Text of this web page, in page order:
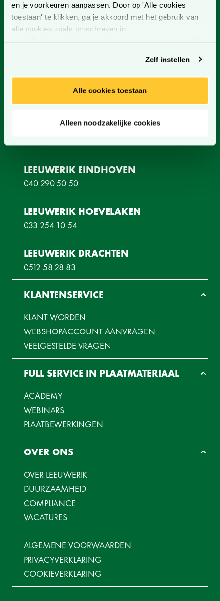
en je voorkeuren aanpassen. Door op 'Alle cookies
toestaan' te klikken, ga je akkoord met het gebruik van
alle cookies zoals omschreven in
Zelf instellen
Alle cookies toestaan
Alleen noodzakelijke cookies
Schrijf je in voor onze nieuwsbrief!
Blijf op de hoogte van onze nieuwe producten, services,
CONTACT
CONTACTGEGEVENS
LEEUWERIK EINDHOVEN
040 290 50 50
LEEUWERIK HOEVELAKEN
033 254 10 54
LEEUWERIK DRACHTEN
0512 58 28 83
KLANTENSERVICE
KLANT WORDEN
WEBSHOPACCOUNT AANVRAGEN
VEELGESTELDE VRAGEN
FULL SERVICE IN PLAATMATERIAAL
ACADEMY
WEBINARS
PLAATBEWERKINGEN
OVER ONS
OVER LEEUWERIK
DUURZAAMHEID
COMPLIANCE
VACATURES
ALGEMENE VOORWAARDEN
PRIVACYVERKLARING
COOKIEVERKLARING